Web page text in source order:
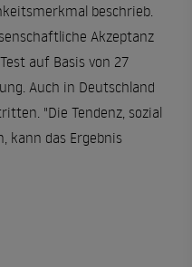
beschrieb.
Akzeptanz
auf Basis von 27
Auch in Deutschland
"Die Tendenz, sozial
kann das Ergebnis